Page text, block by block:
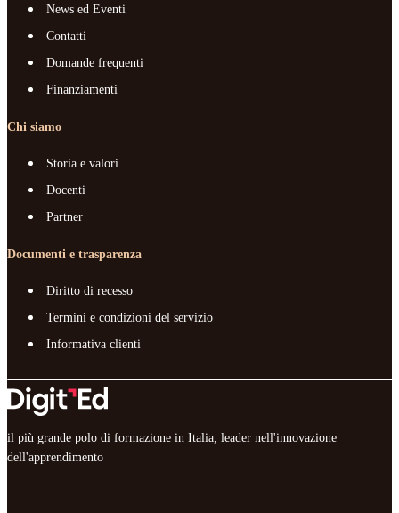
News ed Eventi
Contatti
Domande frequenti
Finanziamenti
Chi siamo
Storia e valori
Docenti
Partner
Documenti e trasparenza
Diritto di recesso
Termini e condizioni del servizio
Informativa clienti
il più grande polo di formazione in Italia, leader nell'innovazione
dell'apprendimento